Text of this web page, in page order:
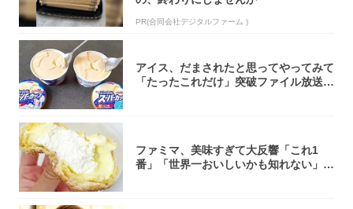
PR(合同会社デジタルファーム )
アイス、だまされたと思ってやってみて
「たったこれだけ」突破ファイル放送で
ファミマ、美味すぎて大反響「これ1
番」「世界一おいしいかも知れない」